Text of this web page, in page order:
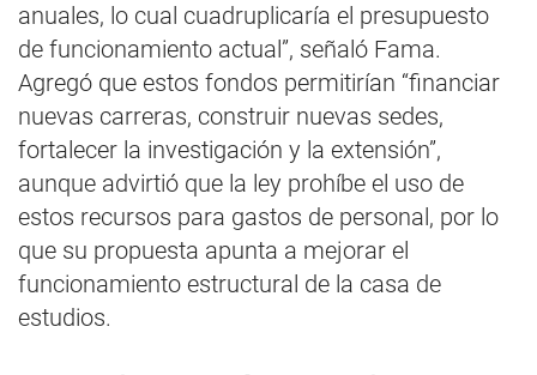
anuales, lo cual cuadruplicaría el presupuesto
de funcionamiento actual”, señaló Fama.
Agregó que estos fondos permitirían “financiar
nuevas carreras, construir nuevas sedes,
fortalecer la investigación y la extensión”,
aunque advirtió que la ley prohíbe el uso de
estos recursos para gastos de personal, por lo
que su propuesta apunta a mejorar el
funcionamiento estructural de la casa de
estudios.